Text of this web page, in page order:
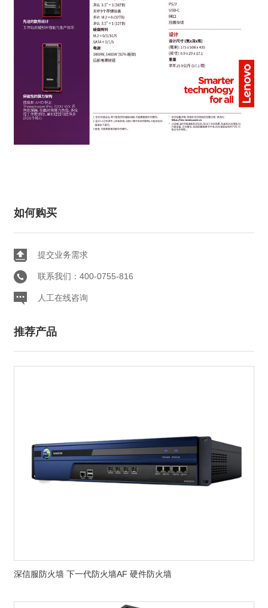
如何购买
提交业务需求
联系我们：400-0755-816
人工在线咨询
推荐产品
深信服防火墙 下一代防火墙AF 硬件防火墙